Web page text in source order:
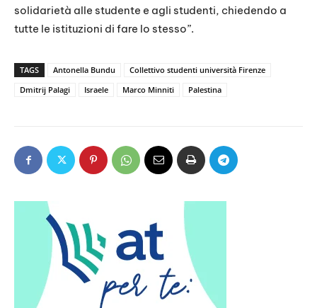
solidarietà alle studente e agli studenti, chiedendo a
tutte le istituzioni di fare lo stesso”.
TAGS Antonella Bundu
Collettivo studenti università Firenze
Dmitrij Palagi
Israele Marco Minniti Palestina